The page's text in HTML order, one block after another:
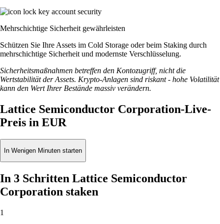
Mehrschichtige Sicherheit gewährleisten
Schützen Sie Ihre Assets im Cold Storage oder beim Staking durch
mehrschichtige Sicherheit und modernste Verschlüsselung.
Sicherheitsmaßnahmen betreffen den Kontozugriff, nicht die
Wertstabilität der Assets. Krypto-Anlagen sind riskant - hohe Volatilität
kann den Wert Ihrer Bestände massiv verändern.
Lattice Semiconductor Corporation-Live-
Preis in EUR
In Wenigen Minuten starten
In 3 Schritten Lattice Semiconductor
Corporation staken
1